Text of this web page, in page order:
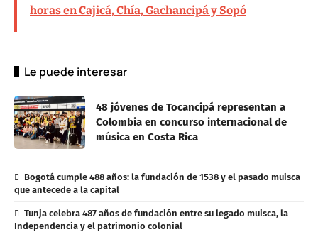
horas en Cajicá, Chía, Gachancipá y Sopó
Le puede interesar
48 jóvenes de Tocancipá representan a
Colombia en concurso internacional de
música en Costa Rica
Bogotá cumple 488 años: la fundación de 1538 y el pasado muisca
que antecede a la capital
Tunja celebra 487 años de fundación entre su legado muisca, la
Independencia y el patrimonio colonial